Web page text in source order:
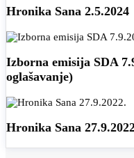
Hronika Sana 2.5.2024
Izborna emisija SDA
oglašavanje)
Hronika Sana